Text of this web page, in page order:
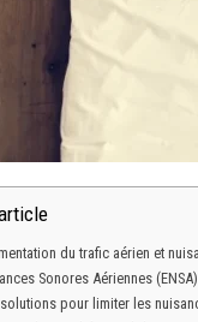
du trafic aérien et
Sonores Aériennes (ENSA)
pour limiter les